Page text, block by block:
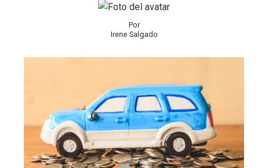
Por
Irene Salgado